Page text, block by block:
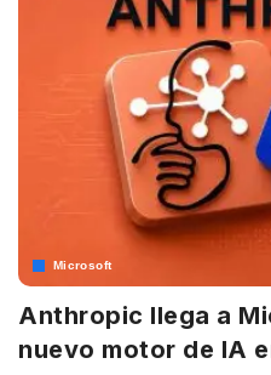
Microsoft
Anthropic llega a
nuevo motor de IA